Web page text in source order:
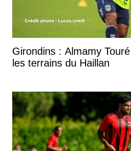
Girondins : Almamy
les terrains du Haillan